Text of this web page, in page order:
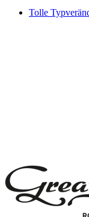
Tolle